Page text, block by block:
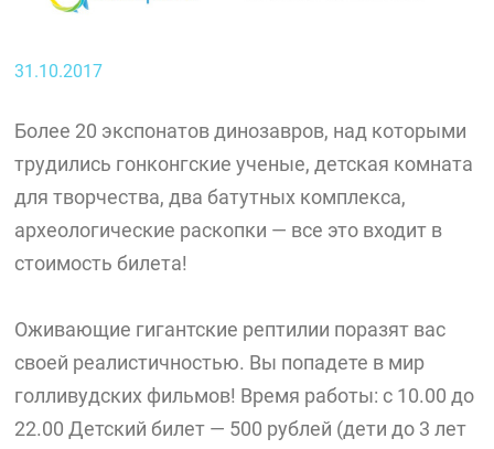
31.10.2017
Более 20 экспонатов динозавров, над которыми
трудились гонконгские ученые, детская комната
для творчества, два батутных комплекса,
археологические раскопки — все это входит в
стоимость билета!
Оживающие гигантские рептилии поразят вас
своей реалистичностью. Вы попадете в мир
голливудских фильмов! Время работы: с 10.00 до
22.00 Детский билет — 500 рублей (дети до 3 лет